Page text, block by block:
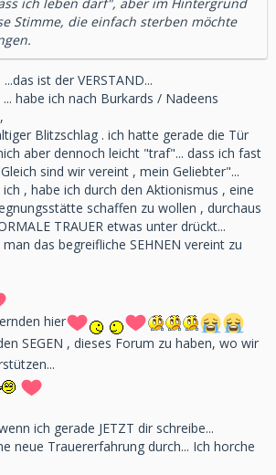
Stimme, die einfach sterben möchte
ist der VERSTAND...
habe ich nach Burkards / Nadeens
Blitzschlag . ich hatte gerade die Tür
aber dennoch leicht "traf"... dass ich fast
sind wir vereint , mein Geliebter"...
, habe ich durch den Aktionismus , eine
schaffen zu wollen , durchaus
TRAUER etwas unter drückt...
das begreifliche SEHNEN vereint zu
hier
SEGEN , dieses Forum zu haben, wo wir
ich gerade JETZT dir schreibe...
neue Trauererfahrung durch... Ich horche